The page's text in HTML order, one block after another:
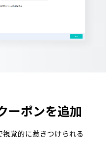
ーポンを追加
覚的に惹きつけられる